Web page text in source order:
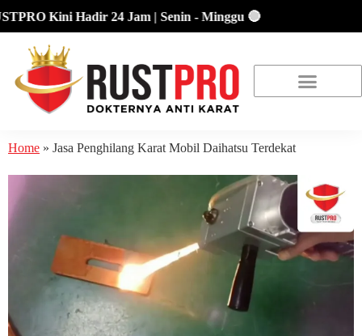
Kini Hadir 24 Jam | Senin - Minggu 🔴
Home » Jasa Penghilang Karat Mobil Daihatsu Terdekat